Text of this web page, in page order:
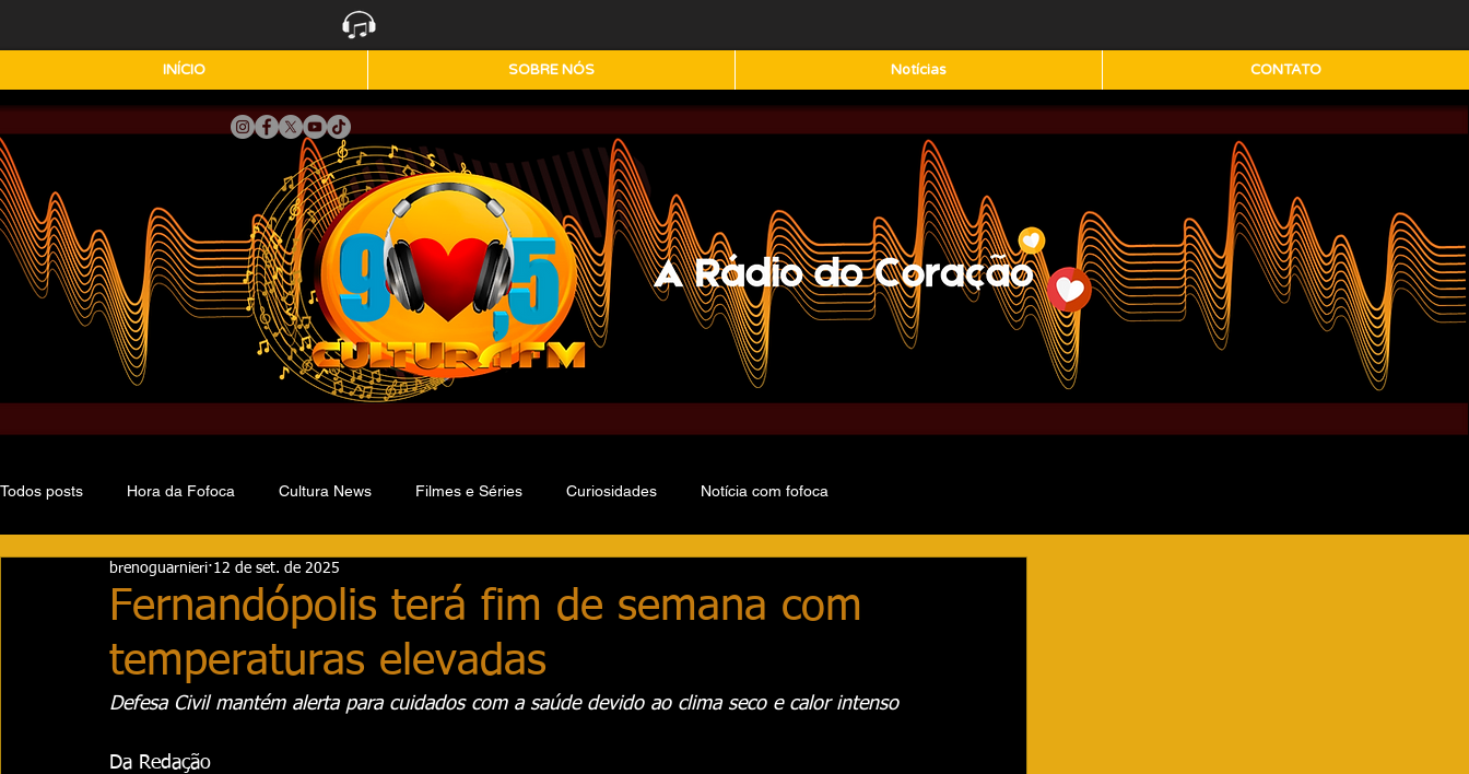
INÍCIO SOBRE NÓS Notícias CONTATO
Todos posts Hora da Fofoca Cultura News Filmes e Séries Curiosidades Notícia com fofoca
Fernandópolis terá fim de semana com
temperaturas elevadas
brenoguarnieri 12 de set. de 2025
Defesa Civil mantém alerta para cuidados com a saúde devido ao clima seco e calor intenso
Da Redação